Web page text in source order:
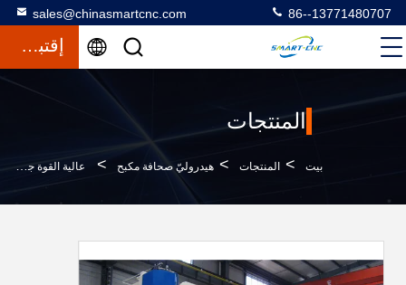
sales@chinasmartcnc.com 86--13771480707
إقتباس
المنتجات
بيت > المنتجات > هيدروليّ صحافة مكبح > عالية القوة جنبا إلى جنب الصحافة الفرامل الكهربائية التزامن الهيدروليكي